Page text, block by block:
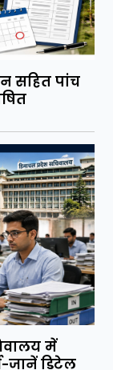
सहित पांच
में
जानें डिटेल